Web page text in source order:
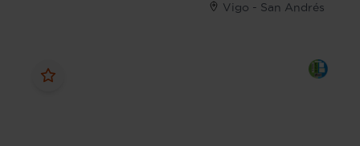
Vigo - San Andrés